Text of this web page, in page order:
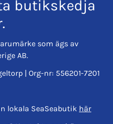
butikskedja
som ägs av
AB.
| Org-nr: 556201-7201
lokala SeaSeabutik här